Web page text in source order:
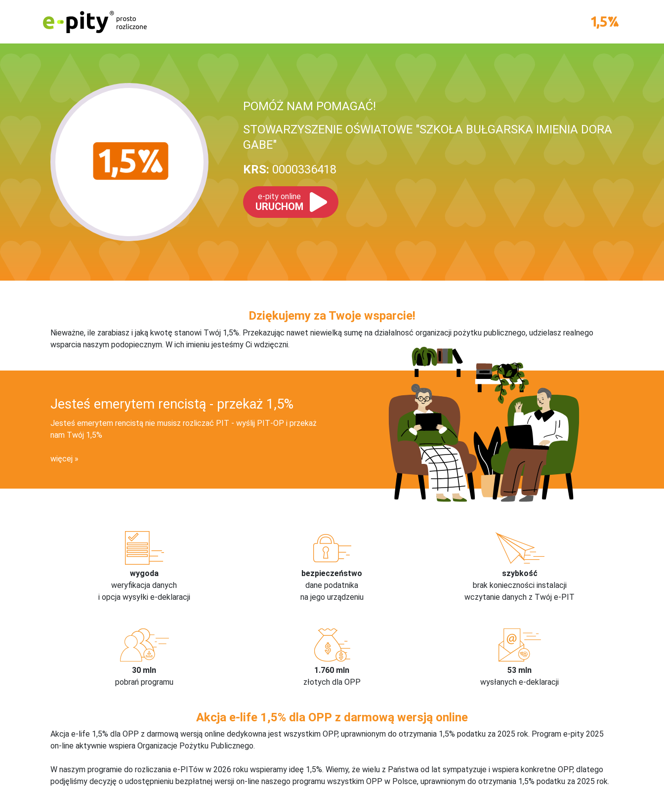
POMÓŻ NAM POMAGAĆ!
STOWARZYSZENIE OŚWIATOWE "SZKOŁA BUŁGARSKA IMIENIA DORA
GABE"
KRS: 0000336418
e-pity online
URUCHOM
Dziękujemy za Twoje wsparcie!
Nieważne, ile zarabiasz i jaką kwotę stanowi Twój 1,5%. Przekazując nawet niewielką sumę na działalnosć organizacji pożytku publicznego, udzielasz realnego
wsparcia naszym podopiecznym. W ich imieniu jesteśmy Ci wdzięczni.
Jesteś emerytem rencistą - przekaż 1,5%
Jesteś emerytem rencistą nie musisz rozliczać PIT - wyślij PIT‑OP i przekaż
nam Twój 1,5%
więcej
wygoda
weryfikacja danych
i opcja wysyłki e-deklaracji
bezpieczeństwo
dane podatnika
na jego urządzeniu
szybkość
brak konieczności instalacji
wczytanie danych z Twój e-PIT
30 mln
pobrań programu
1.760 mln
złotych dla OPP
53 mln
wysłanych e-deklaracji
Akcja e-life 1,5% dla OPP z darmową wersją online
Akcja e-life 1,5% dla OPP z darmową wersją online dedykowna jest wszystkim OPP, uprawnionym do otrzymania 1,5% podatku za 2025 rok. Program e-pity 2025
on-line aktywnie wspiera Organizacje Pożytku Publicznego.
W naszym programie do rozliczania e-PITów w 2026 roku wspieramy ideę 1,5%. Wiemy, że wielu z Państwa od lat sympatyzuje i wspiera konkretne OPP, dlatego
podjęliśmy decyzję o udostępnieniu bezpłatnej wersji on-line naszego programu wszystkim OPP w Polsce, uprawnionym do otrzymania 1,5% podatku za 2025 rok.